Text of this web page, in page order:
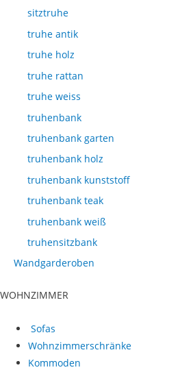
sitztruhe
truhe antik
truhe holz
truhe rattan
truhe weiss
truhenbank
truhenbank garten
truhenbank holz
truhenbank kunststoff
truhenbank teak
truhenbank weiß
truhensitzbank
Wandgarderoben
WOHNZIMMER
Sofas
Wohnzimmerschränke
Kommoden